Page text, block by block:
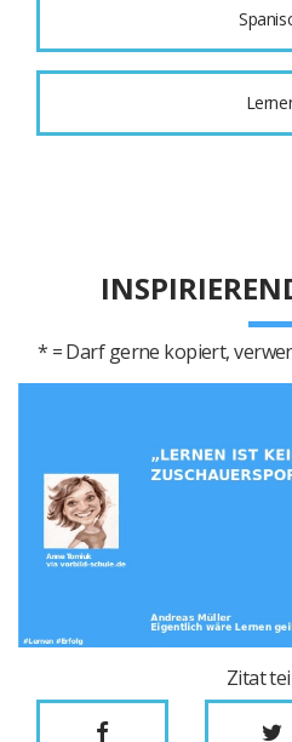
* = Darf gerne kopiert,
Zitat